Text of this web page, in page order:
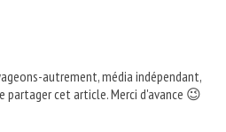
autrement, média indépendant,
partager cet article. Merci d'avance 😉